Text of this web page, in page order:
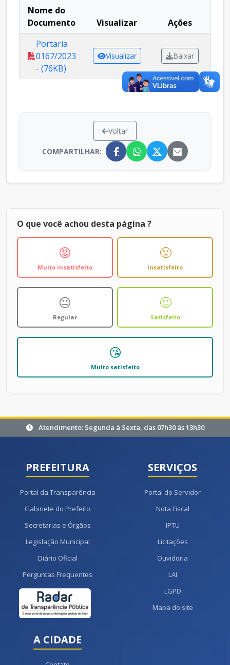
Nome do
Documento
Visualizar
Ações
Portaria
0167/2023
- (76KB)
Visualizar Baixar
Voltar
COMPARTILHAR:
O que você achou desta página ?
😡
Muito insatisfeito
🙁
Insatisfeito
😐
Regular
🙂
Satisfeito
😘
Muito satisfeito
Atendimento: Segunda à Sexta, das 07h30 às 13h30
PREFEITURA
Portal da Transparência
Gabinete do Prefeito
Secretarias e Órgãos
Legislação Municipal
Diário Oficial
Perguntas Frequentes
SERVIÇOS
Portal do Servidor
Nota Fiscal
IPTU
Licitações
Ouvidoria
LAI
LGPD
Mapa do site
A CIDADE